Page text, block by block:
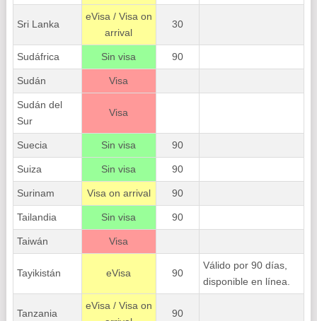
Sri Lanka
eVisa / Visa on
arrival
30
Sudáfrica Sin visa 90
Sudán Visa
Sudán del
Sur
Visa
Suecia Sin visa 90
Suiza Sin visa 90
Surinam Visa on arrival 90
Tailandia Sin visa 90
Taiwán Visa
Tayikistán eVisa 90
Válido por 90 días,
disponible en línea.
Tanzania
eVisa / Visa on
90